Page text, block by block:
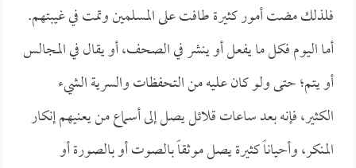
فلذلك مضت أمور كثيرة طافت على المسلمين وتمت في غيبتهم.
أما اليوم فكل ما يفعل أو ينشر في الصحف، أو يقال في المجالس
أو يتم؛ حتى ولو كان عليه من التحفظات والسرية الشيء
الكثير، فإنه بعد ساعات قلائل يصل إلى أسماع من يعنيهم إنكار
المنكر، وأحياناً كثيرة يصل موثقاً بالصوت أو بالصورة أو